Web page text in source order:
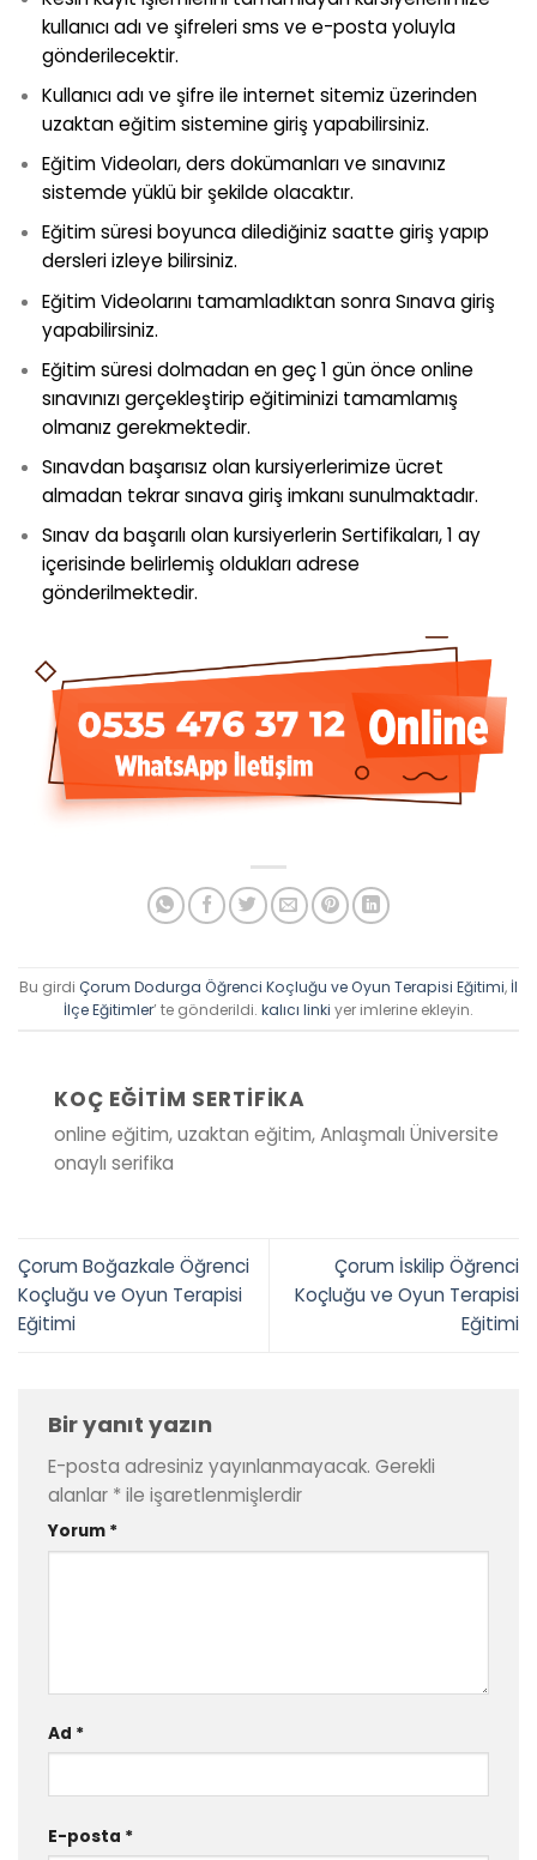
kullanıcı adı ve şifreleri sms ve e-posta yoluyla
gönderilecektir.
Kullanıcı adı ve şifre ile internet sitemiz üzerinden
uzaktan eğitim sistemine giriş yapabilirsiniz.
Eğitim Videoları, ders dokümanları ve sınavınız
sistemde yüklü bir şekilde olacaktır.
Eğitim süresi boyunca dilediğiniz saatte giriş yapıp
dersleri izleye bilirsiniz.
Eğitim Videolarını tamamladıktan sonra Sınava giriş
yapabilirsiniz.
Eğitim süresi dolmadan en geç 1 gün önce online
sınavınızı gerçekleştirip eğitiminizi tamamlamış
olmanız gerekmektedir.
Sınavdan başarısız olan kursiyerlerimize ücret
almadan tekrar sınava giriş imkanı sunulmaktadır.
Sınav da başarılı olan kursiyerlerin Sertifikaları, 1 ay
içerisinde belirlemiş oldukları adrese
gönderilmektedir.
Bu girdi Çorum Dodurga Öğrenci Koçluğu ve Oyun Terapisi Eğitimi, İl
İlçe Eğitimler’ te gönderildi. kalıcı linki yer imlerine ekleyin.
KOÇ EĞITIM SERTIFIKA
online eğitim, uzaktan eğitim, Anlaşmalı Üniversite
onaylı serifika
Çorum Boğazkale Öğrenci
Koçluğu ve Oyun Terapisi
Eğitimi
Çorum İskilip Öğrenci
Koçluğu ve Oyun Terapisi
Eğitimi
Bir yanıt yazın
E-posta adresiniz yayınlanmayacak. Gerekli
alanlar * ile işaretlenmişlerdir
Yorum *
Ad *
E-posta *